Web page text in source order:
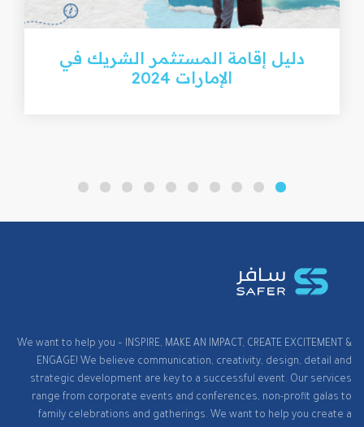
دليل إقامة المستثمر الشريك في
الإمارات 2024
We want to help you – INSPIRE, MAKE AN IMPACT, CREATE EXCITEMENT &
ENGAGE! We believe communication, creativity, design, detail and
strategic development are key to a successful event. Our services
range from corporate events and conferences, non-profit galas to
family celebrations and gatherings. We want to help you create a